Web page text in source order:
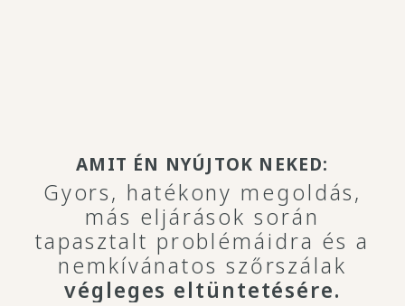
AMIT ÉN NYÚJTOK NEKED:
Gyors, hatékony megoldás,
más eljárások során
tapasztalt problémáidra és a
nemkívánatos szőrszálak
végleges eltüntetésére.